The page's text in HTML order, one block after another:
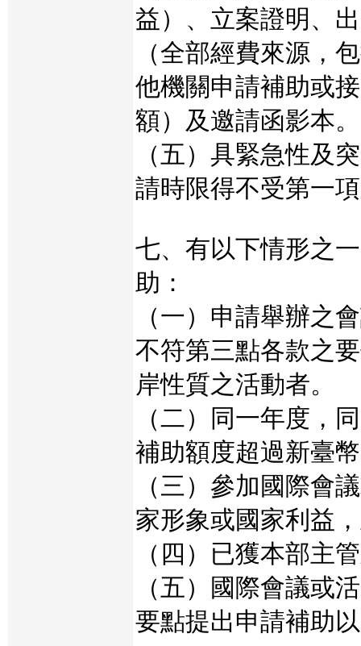
益）、立案證明、
（全部經費來源，
他機關申請補助或
額）及邀請函影本。
（五）具緊急性及
請時限得不受第一
七、有以下情形之
助：
（一）申請舉辦之
不符第三點各款之
岸性質之活動者。
（二）同一年度，
補助額度超過新臺
（三）參加國際會
家形象或國家利益
（四）已獲本部主
（五）國際會議或
要點提出申請補助